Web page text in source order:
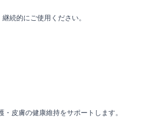
続的にご使用ください。
皮膚の健康維持をサポートします。